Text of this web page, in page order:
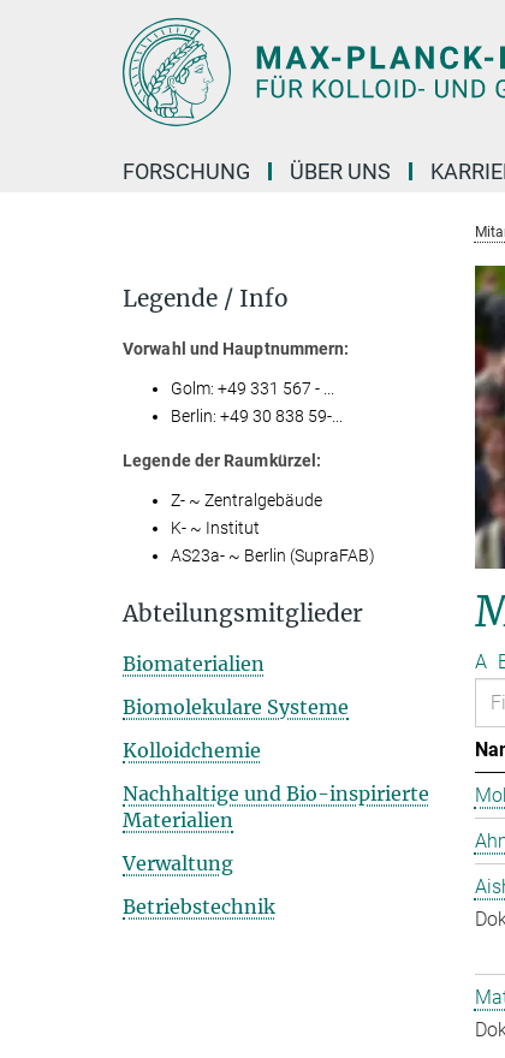
FORSCHUNG ÜBER UNS
A
Legende / Info
Vorwahl und Hauptnummern:
Golm: +49 331 567 - ...
Berlin: +49 30 838 59-...
Legende der Raumkürzel:
Z- ~ Zentralgebäude
K- ~ Institut
AS23a- ~ Berlin (SupraFAB)
Abteilungsmitglieder
Biomaterialien
Biomolekulare Systeme
Kolloidchemie
Nachhaltige und Bio-inspirierte
Materialien
Verwaltung
Betriebstechnik